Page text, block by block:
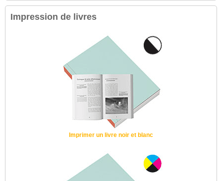
Impression de livres
Imprimer un livre noir et blanc